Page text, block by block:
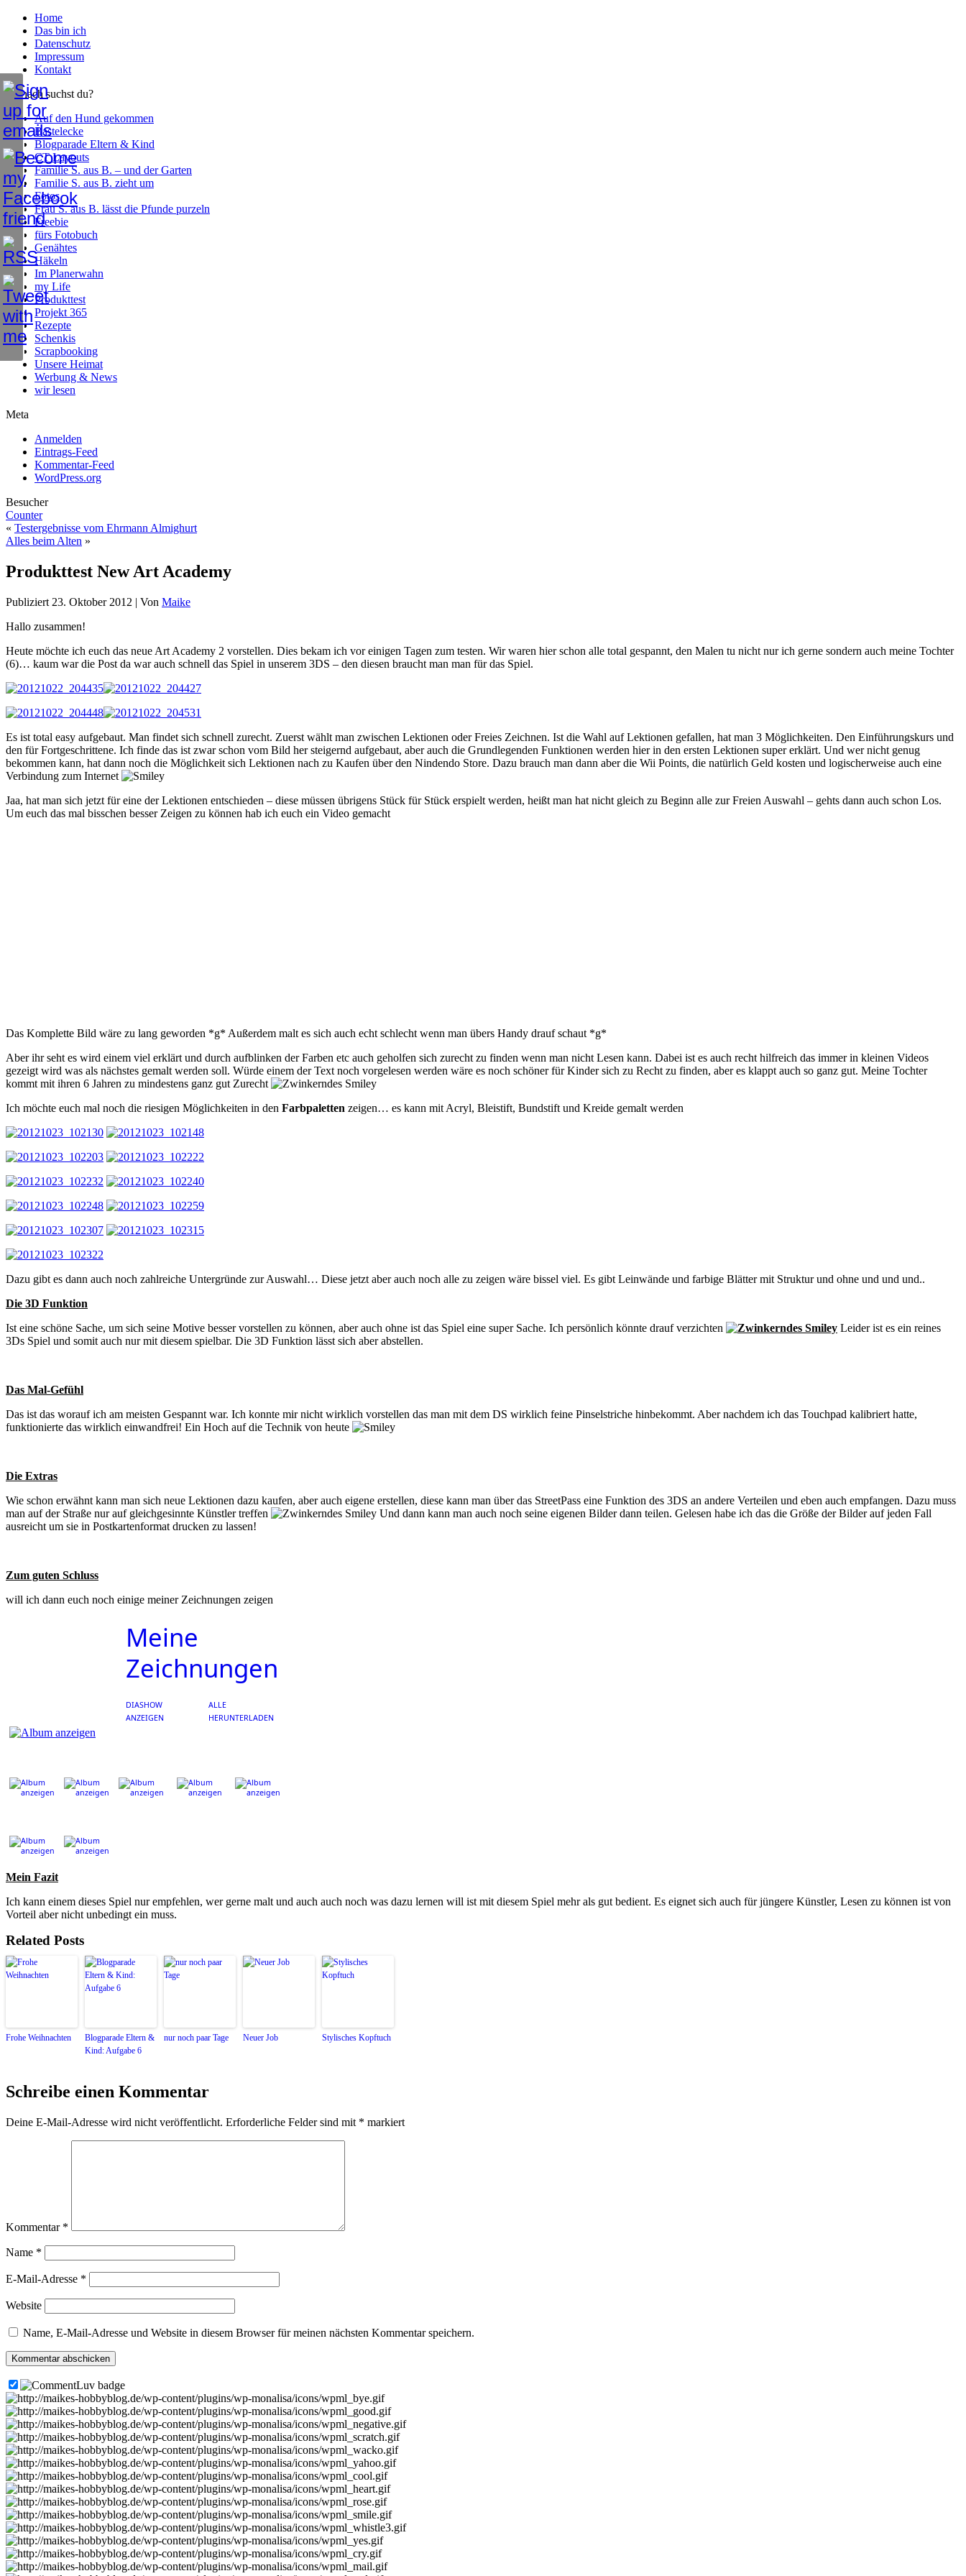
Home
Das bin ich
Datenschutz
Impressum
Kontakt
Wonach suchst du?
Auf den Hund gekommen
Bastelecke
Blogparade Eltern & Kind
CT Layouts
Familie S. aus B. – und der Garten
Familie S. aus B. zieht um
Fotos
Frau S. aus B. lässt die Pfunde purzeln
Freebie
fürs Fotobuch
Genähtes
Häkeln
Im Planerwahn
my Life
Produkttest
Projekt 365
Rezepte
Schenkis
Scrapbooking
Unsere Heimat
Werbung & News
wir lesen
Meta
Anmelden
Eintrags-Feed
Kommentar-Feed
WordPress.org
Besucher
Counter
« Testergebnisse vom Ehrmann Almighurt
Alles beim Alten »
Produkttest New Art Academy
Publiziert 23. Oktober 2012 | Von Maike
Hallo zusammen!
Heute möchte ich euch das neue Art Academy 2 vorstellen. Dies bekam ich vor einigen Tagen zum testen. Wir waren hier schon alle total gespannt, den Malen tu nicht nur ich gerne sondern auch meine Tochter
(6)… kaum war die Post da war auch schnell das Spiel in unserem 3DS – den diesen braucht man man für das Spiel.
Es ist total easy aufgebaut. Man findet sich schnell zurecht. Zuerst wählt man zwischen Lektionen oder Freies Zeichnen. Ist die Wahl auf Lektionen gefallen, hat man 3 Möglichkeiten. Den Einführungskurs und
den für Fortgeschrittene. Ich finde das ist zwar schon vom Bild her steigernd aufgebaut, aber auch die Grundlegenden Funktionen werden hier in den ersten Lektionen super erklärt. Und wer nicht genug
bekommen kann, hat dann noch die Möglichkeit sich Lektionen nach zu Kaufen über den Nindendo Store. Dazu brauch man dann aber die Wii Points, die natürlich Geld kosten und logischerweise auch eine
Verbindung zum Internet
Jaa, hat man sich jetzt für eine der Lektionen entschieden – diese müssen übrigens Stück für Stück erspielt werden, heißt man hat nicht gleich zu Beginn alle zur Freien Auswahl – gehts dann auch schon Los.
Um euch das mal bisschen besser Zeigen zu können hab ich euch ein Video gemacht
Das Komplette Bild wäre zu lang geworden *g* Außerdem malt es sich auch echt schlecht wenn man übers Handy drauf schaut *g*
Aber ihr seht es wird einem viel erklärt und durch aufblinken der Farben etc auch geholfen sich zurecht zu finden wenn man nicht Lesen kann. Dabei ist es auch recht hilfreich das immer in kleinen Videos
gezeigt wird was als nächstes gemalt werden soll. Würde einem der Text noch vorgelesen werden wäre es noch schöner für Kinder sich zu Recht zu finden, aber es klappt auch so ganz gut. Meine Tochter
kommt mit ihren 6 Jahren zu mindestens ganz gut Zurecht
Ich möchte euch mal noch die riesigen Möglichkeiten in den Farbpaletten zeigen… es kann mit Acryl, Bleistift, Bundstift und Kreide gemalt werden
Dazu gibt es dann auch noch zahlreiche Untergründe zur Auswahl… Diese jetzt aber auch noch alle zu zeigen wäre bissel viel. Es gibt Leinwände und farbige Blätter mit Struktur und ohne und und und..
Die 3D Funktion
Ist eine schöne Sache, um sich seine Motive besser vorstellen zu können, aber auch ohne ist das Spiel eine super Sache. Ich persönlich könnte drauf verzichten
Leider ist es ein reines
3Ds Spiel und somit auch nur mit diesem spielbar. Die 3D Funktion lässt sich aber abstellen.
Das Mal-Gefühl
Das ist das worauf ich am meisten Gespannt war. Ich konnte mir nicht wirklich vorstellen das man mit dem DS wirklich feine Pinselstriche hinbekommt. Aber nachdem ich das Touchpad kalibriert hatte,
funktionierte das wirklich einwandfrei! Ein Hoch auf die Technik von heute
Die Extras
Wie schon erwähnt kann man sich neue Lektionen dazu kaufen, aber auch eigene erstellen, diese kann man über das StreetPass eine Funktion des 3DS an andere Verteilen und eben auch empfangen. Dazu muss
man auf der Straße nur auf gleichgesinnte Künstler treffen
Und dann kann man auch noch seine eigenen Bilder dann teilen. Gelesen habe ich das die Größe der Bilder auf jeden Fall
ausreicht um sie in Postkartenformat drucken zu lassen!
Zum guten Schluss
will ich dann euch noch einige meiner Zeichnungen zeigen
Meine
Zeichnungen
DIASHOW
ANZEIGEN
ALLE
HERUNTERLADEN
Mein Fazit
Ich kann einem dieses Spiel nur empfehlen, wer gerne malt und auch auch noch was dazu lernen will ist mit diesem Spiel mehr als gut bedient. Es eignet sich auch für jüngere Künstler, Lesen zu können ist von
Vorteil aber nicht unbedingt ein muss.
Related Posts
Frohe Weihnachten
Blogparade Eltern &
Kind: Aufgabe 6
nur noch paar Tage Neuer Job Stylisches Kopftuch
Schreibe einen Kommentar
Deine E-Mail-Adresse wird nicht veröffentlicht. Erforderliche Felder sind mit * markiert
Kommentar *
Name *
E-Mail-Adresse *
Website
Name, E-Mail-Adresse und Website in diesem Browser für meinen nächsten Kommentar speichern.